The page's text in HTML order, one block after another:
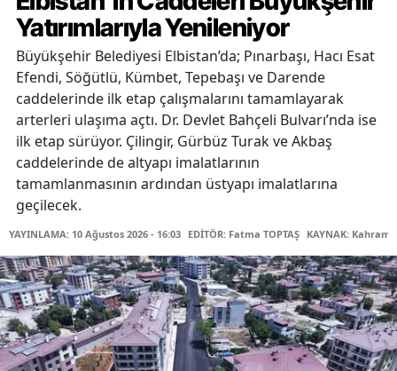
Yatırımlarıyla Yenileniyor
Büyükşehir Belediyesi Elbistan’da; Pınarbaşı, Hacı Esat
Efendi, Söğütlü, Kümbet, Tepebaşı ve Darende
caddelerinde ilk etap çalışmalarını tamamlayarak
arterleri ulaşıma açtı. Dr. Devlet Bahçeli Bulvarı’nda ise
ilk etap sürüyor. Çilingir, Gürbüz Turak ve Akbaş
caddelerinde de altyapı imalatlarının
tamamlanmasının ardından üstyapı imalatlarına
geçilecek.
YAYINLAMA: 10 Ağustos 2026 - 16:03 EDİTÖR: Fatma TOPTAŞ KAYNAK: